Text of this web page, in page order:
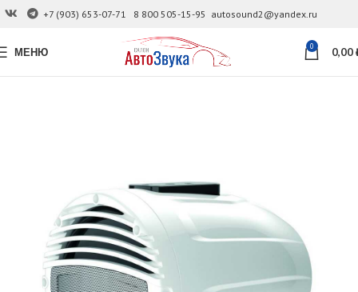
+7 (903) 653-07-71 8 800 505-15-95 autosound2@yandex.ru
МЕНЮ 0 0,00